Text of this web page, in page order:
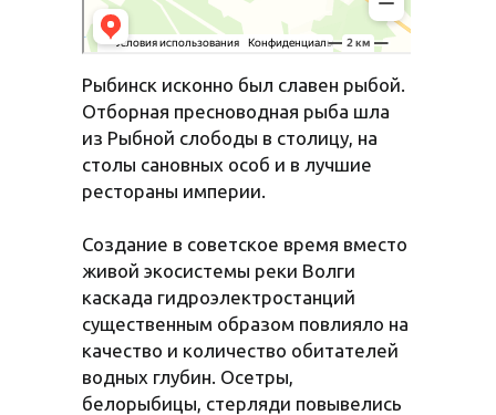
Рыбинск исконно был славен рыбой.
Отборная пресноводная рыба шла
из Рыбной слободы в столицу, на
столы сановных особ и в лучшие
рестораны империи.
Создание в советское время вместо
живой экосистемы реки Волги
каскада гидроэлектростанций
существенным образом повлияло на
качество и количество обитателей
водных глубин. Осетры,
белорыбицы, стерляди повывелись